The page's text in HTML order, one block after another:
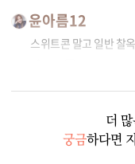
윤아름12
스위트콘 말고 일반 찰
더
궁금하다면